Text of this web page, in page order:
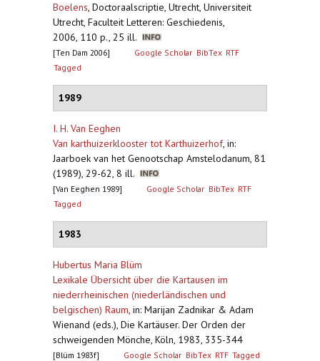
Boelens, Doctoraalscriptie, Utrecht, Universiteit
Utrecht, Faculteit Letteren: Geschiedenis,
2006, 110 p., 25 ill.
[Ten Dam 2006] Google Scholar BibTex RTF
Tagged
1989
I. H. Van Eeghen
Van karthuizerklooster tot Karthuizerhof, in:
Jaarboek van het Genootschap Amstelodanum, 81
(1989), 29-62, 8 ill.
[Van Eeghen 1989] Google Scholar BibTex RTF
Tagged
1983
Hubertus Maria Blüm
Lexikale Übersicht über die Kartausen im
niederrheinischen (niederländischen und
belgischen) Raum, in: Marijan Zadnikar & Adam
Wienand (eds.), Die Kartäuser. Der Orden der
schweigenden Mönche, Köln, 1983, 335-344
[Blüm 1983f] Google Scholar BibTex RTF Tagged